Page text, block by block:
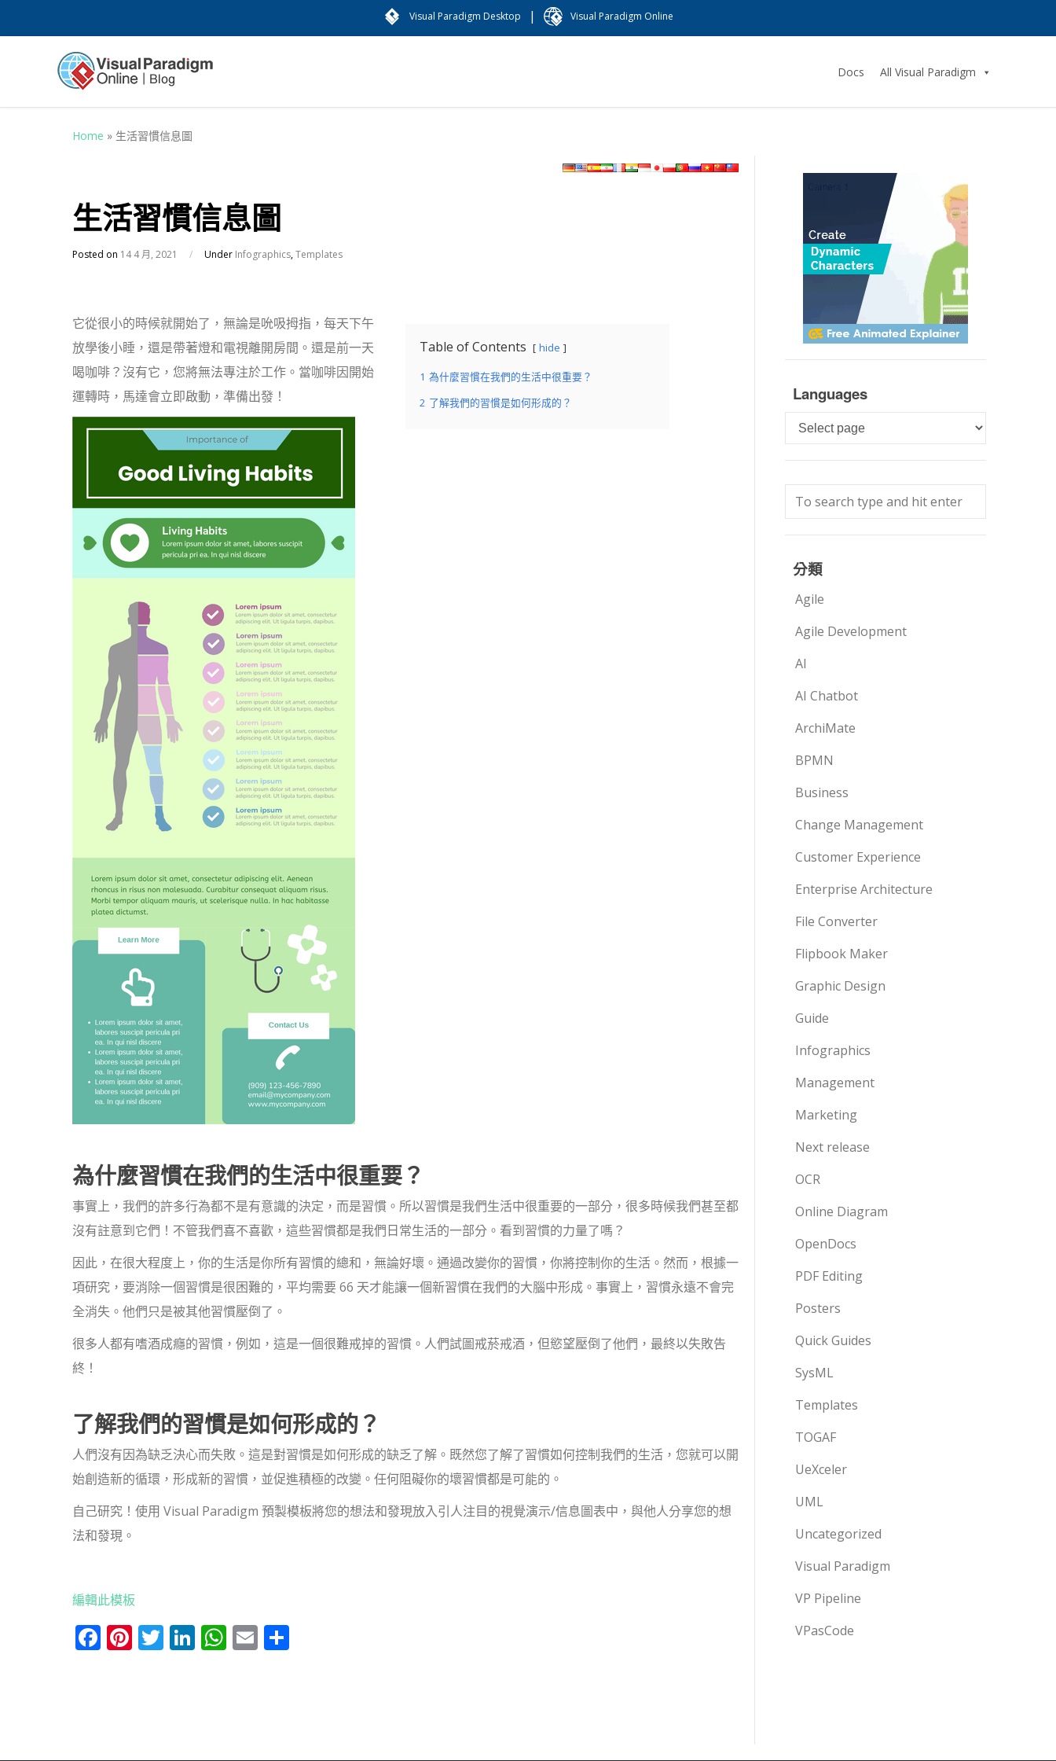
Visual Paradigm Desktop | Visual Paradigm Online
Docs All Visual Paradigm
Home » 生活習慣信息圖
生活習慣信息圖
Posted on 14 4 月, 2021 / Under Infographics,Templates
Table of Contents hide
1 為什麼習慣在我們的生活中很重要？
2 了解我們的習慣是如何形成的？
它從很小的時候就開始了，無論是吮吸拇指，每天下午
放學後小睡，還是帶著燈和電視離開房間。 還是前一天
喝咖啡？沒有它，您將無法專注於工作。當咖啡因開始
運轉時，馬達會立即啟動，準備出發！
為什麼習慣在我們的生活中很重要？
事實上，我們的許多行為都不是有意識的決定，而是習慣。所以習慣是我們生活中很重要的一部分，很多時候我們甚至都
沒有註意到它們！不管我們喜不喜歡，這些習慣都是我們日常生活的一部分。看到習慣的力量了嗎？
因此，在很大程度上，你的生活是你所有習慣的總和，無論好壞。通過改變你的習慣，你將控制你的生活。然而，根據一
項研究，要消除一個習慣是很困難的，平均需要 66 天才能讓一個新習慣在我們的大腦中形成。事實上，習慣永遠不會完
全消失。他們只是被其他習慣壓倒了。
很多人都有嗜酒成癮的習慣，例如，這是一個很難戒掉的習慣。人們試圖戒菸戒酒，但慾望壓倒了他們，最終以失敗告
終！
了解我們的習慣是如何形成的？
人們沒有因為缺乏決心而失敗。這是對習慣是如何形成的缺乏了解。既然您了解了習慣如何控制我們的生活，您就可以開
始創造新的循環，形成新的習慣，並促進積極的改變。任何阻礙你的壞習慣都是可能的。
自己研究！使用 Visual Paradigm 預製模板將您的想法和發現放入引人注目的視覺演示/信息圖表中，與他人分享您的想
法和發現。
編輯此模板
Facebook
Pinterest
Twitter
LinkedIn
WhatsApp
Email
Languages
Languages
分類
Agile
Agile Development
AI
AI Chatbot
ArchiMate
BPMN
Business
Change Management
Customer Experience
Enterprise Architecture
File Converter
Flipbook Maker
Graphic Design
Guide
Infographics
Management
Marketing
Next release
OCR
Online Diagram
OpenDocs
PDF Editing
Posters
Quick Guides
SysML
Templates
TOGAF
UeXceler
UML
Uncategorized
Visual Paradigm
VP Pipeline
VPasCode